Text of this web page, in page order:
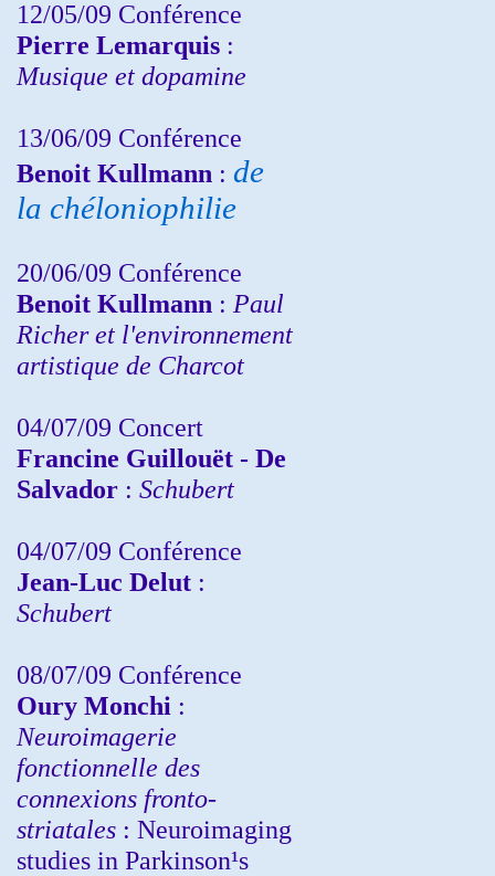
12/05/09 Conférence
Pierre Lemarquis :
Musique et dopamine
13/06/09 Conférence
Benoit Kullmann : de
la chéloniophilie
20/06/09 Conférence
Benoit Kullmann : Paul
Richer et l'environnement
artistique de Charcot
04/07/09 Concert
Francine Guillouët - De
Salvador : Schubert
04/07/09 Conférence
Jean-Luc Delut :
Schubert
08/07/09 Conférence
Oury Monchi :
Neuroimagerie
fonctionnelle des
connexions fronto-
striatales : Neuroimaging
studies in Parkinson¹s